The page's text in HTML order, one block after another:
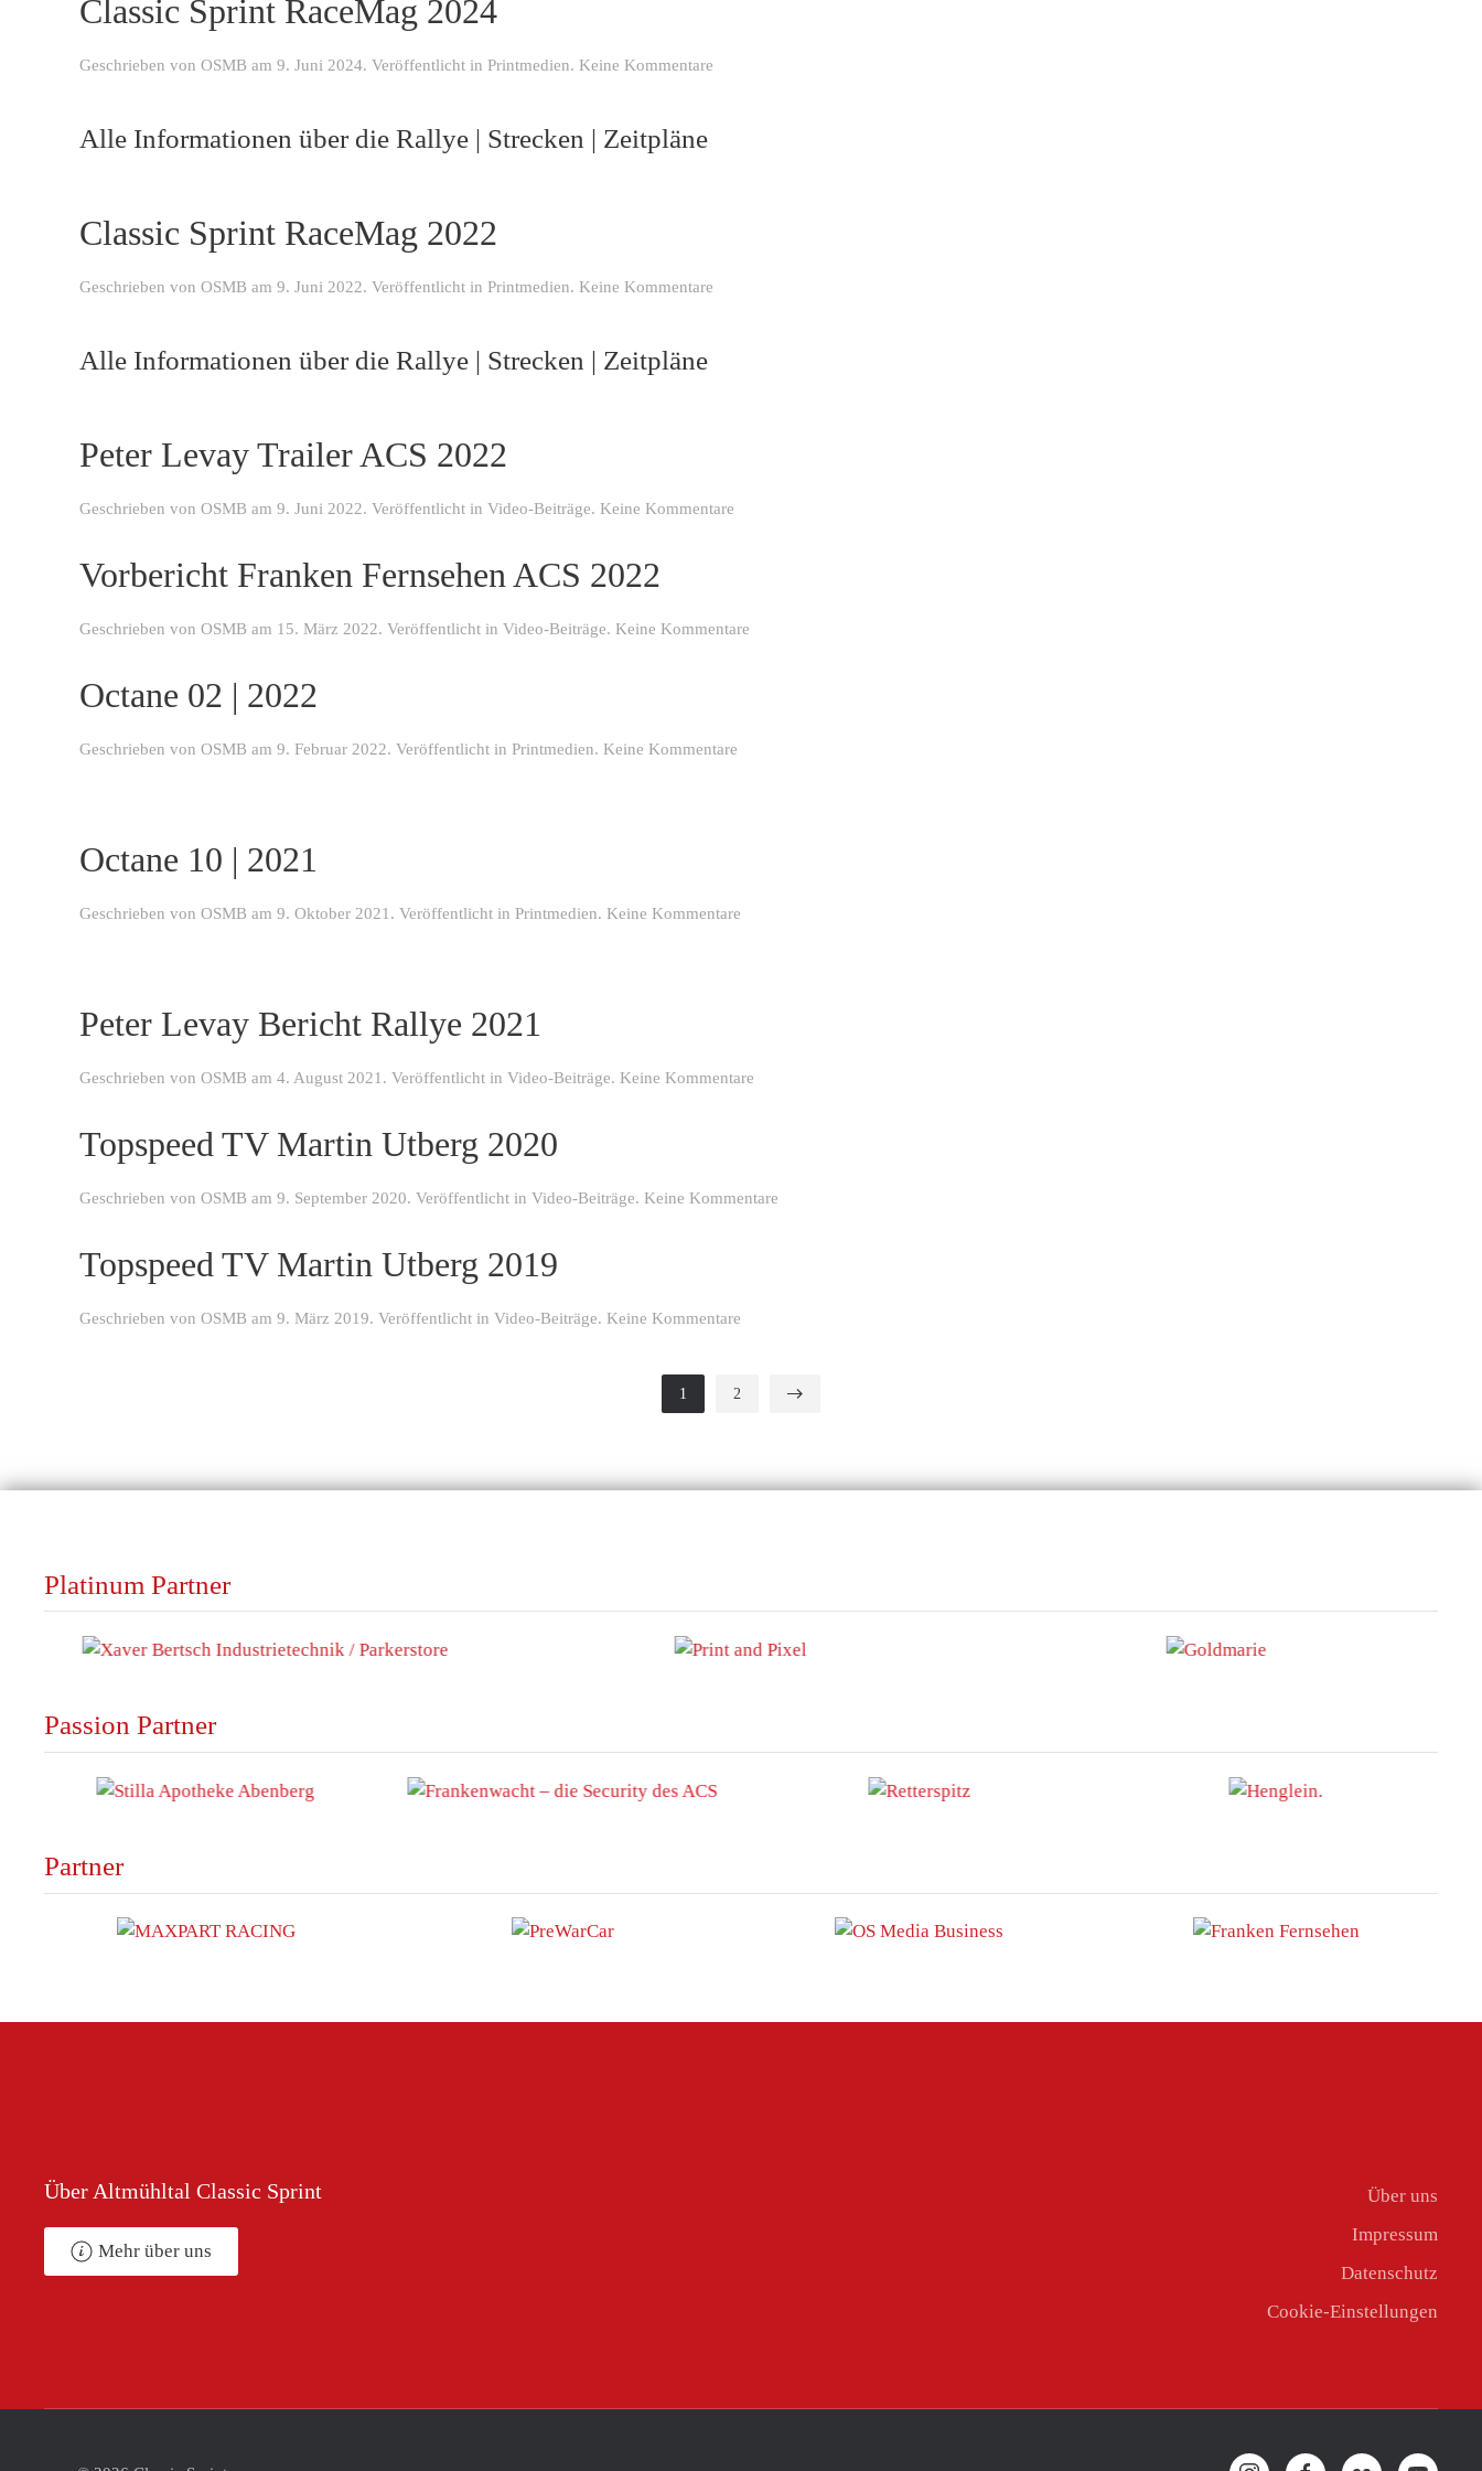
Classic Sprint RaceMag 2024
Geschrieben von OSMB am 9. Juni 2024. Veröffentlicht in Printmedien. Keine Kommentare
Alle Informationen über die Rallye | Strecken | Zeitpläne
Classic Sprint RaceMag 2022
Geschrieben von OSMB am 9. Juni 2022. Veröffentlicht in Printmedien. Keine Kommentare
Alle Informationen über die Rallye | Strecken | Zeitpläne
Peter Levay Trailer ACS 2022
Geschrieben von OSMB am 9. Juni 2022. Veröffentlicht in Video-Beiträge. Keine Kommentare
2022
Vorbericht Franken Fernsehen ACS 2022
Geschrieben von OSMB am 15. März 2022. Veröffentlicht in Video-Beiträge. Keine Kommentare
Octane 02 | 2022
Geschrieben von OSMB am 9. Februar 2022. Veröffentlicht in Printmedien. Keine Kommentare
Octane 10 | 2021
Geschrieben von OSMB am 9. Oktober 2021 . Veröffentlicht in Printmedien. Keine Kommentare
Peter Levay Bericht Rallye 2021
Geschrieben von OSMB am 4. August 2021 . Veröffentlicht in Video-Beiträge. Keine Kommentare
2021
Topspeed TV Martin Utberg 2020
Geschrieben von OSMB am 9. September 2020. Veröffentlicht in Video-Beiträge. Keine Kommentare
Topspeed TV Martin Utberg 2019
Geschrieben von OSMB am 9. März 2019. Veröffentlicht in Video-Beiträge. Keine Kommentare
1 2
Platinum Partner
Passion Partner
Partner
Über Altmühltal Classic Sprint
Mehr über uns
Über uns
Impressum
Datenschutz
Cookie-Einstellungen